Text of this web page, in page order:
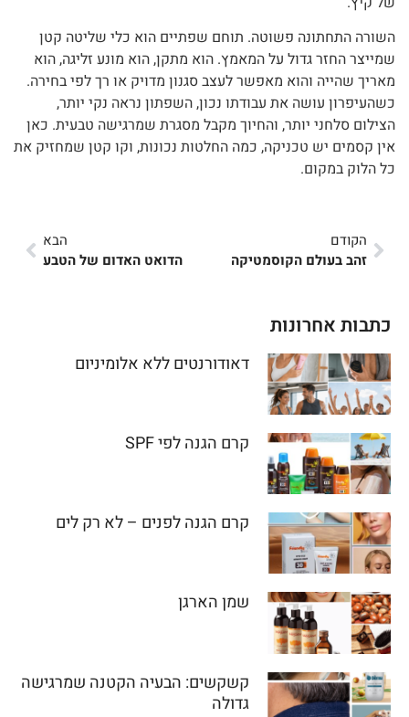
השורה התחתונה פשוטה. תוחם שפתיים הוא כלי שליטה קטן
שמייצר החזר גדול על המאמץ. הוא מתקן, הוא מונע זליגה, הוא
מאריך שהייה והוא מאפשר לעצב סגנון מדויק או רך לפי בחירה.
כשהעיפרון עושה את עבודתו נכון, השפתון נראה נקי יותר,
הצילום סלחני יותר, והחיוך מקבל מסגרת שמרגישה טבעית. כאן
אין קסמים יש טכניקה, כמה החלטות נכונות, וקו קטן שמחזיק את
כל הלוק במקום.
הקודם
זהב בעולם הקוסמטיקה
הבא
הדואט האדום של הטבע
כתבות אחרונות
דאודורנטים ללא אלומיניום
קרם הגנה לפי SPF
קרם הגנה לפנים – לא רק לים
שמן הארגן
קשקשים: הבעיה הקטנה שמרגישה
גדולה